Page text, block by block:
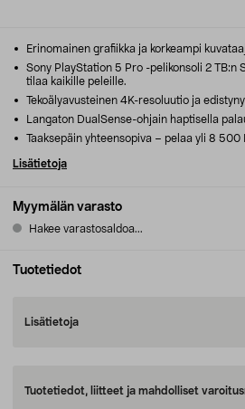
Myymälän varasto
Hakee varastosaldoa...
Erinomainen grafiikka ja korkeampi
Sony PlayStation 5 Pro -pelikonsoli 2 TB:n
tilaa kaikille peleille.
Tekoälyavusteinen 4K-resoluutio ja
Langaton DualSense-ohjain haptisella
Taaksepäin yhteensopiva – pelaa yli 8 500
Lisätietoja
Tuotetiedot
Lisätietoja
Tuotetiedot, liitteet ja mahdolliset